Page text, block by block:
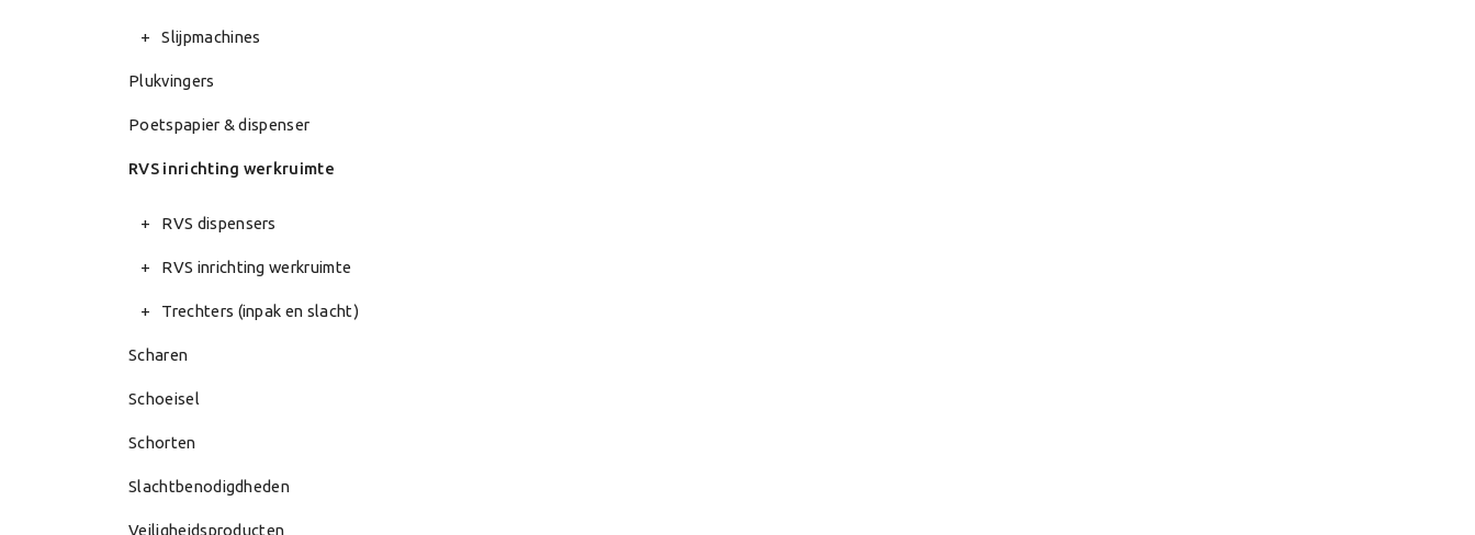
Slijpmachines
Plukvingers
Poetspapier & dispenser
RVS inrichting werkruimte
RVS dispensers
RVS inrichting werkruimte
Trechters (inpak en slacht)
Scharen
Schoeisel
Schorten
Slachtbenodigdheden
Veiligheidsproducten